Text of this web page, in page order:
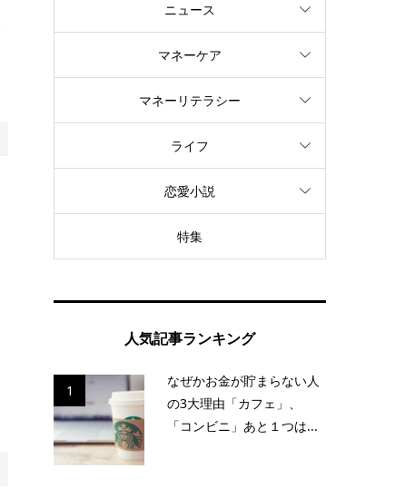
ニュース
マネーケア
マネーリテラシー
ライフ
恋愛小説
特集
人気記事ランキング
1
なぜかお金が貯まらない人
の3大理由「カフェ」、
「コンビニ」あと１つは...